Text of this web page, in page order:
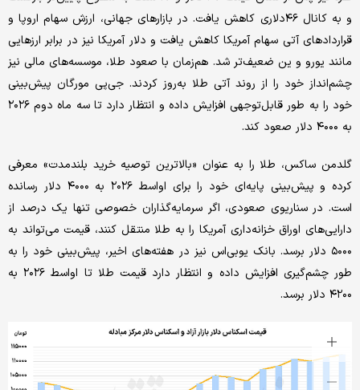
و به کانال ۴۶دلاری کاهش یافت. در بازارهای جهانی، ارزش سهام اروپا و
قراردادهای آتی سهام آمریکا کاهش یافت و دلار آمریکا نیز در برابر ارزهایی
مانند یورو و ین ضعیف‌تر شد. هم‌زمان با صعود طلا، موسسه‌های مالی نیز
چشم‌انداز خود را از روند آتی طلا به‌روز کردند. جی‌پی مورگان پیش‌بینی
خود را به طور قابل‌توجهی افزایش داده و انتظار دارد تا سه ماه دوم ۲۰۲۶
به ۴۰۰۰ دلار صعود کند.
گلدمن ساکس، طلا را به عنوان «بالاترین توصیه خرید بلندمدت» معرفی
کرده و پیش‌بینی پایه‌ای خود را برای اواسط ۲۰۲۶ به ۴۰۰۰ دلار رسانده
است. در سناریوی صعودی، اگر سرمایه‌گذاران خصوصی تنها یک درصد از
دارایی‌های اوراق خزانه‌داری آمریکا را به طلا منتقل کنند، قیمت می‌تواند به
۵۰۰۰ دلار برسد. بانک یو‌بی‌اس نیز در هفته‌های اخیر، پیش‌بینی خود را به
طور چشم‌گیری افزایش داده و انتظار دارد قیمت طلا تا اواسط ۲۰۲۶ به
۴۲۰۰ دلار برسد.